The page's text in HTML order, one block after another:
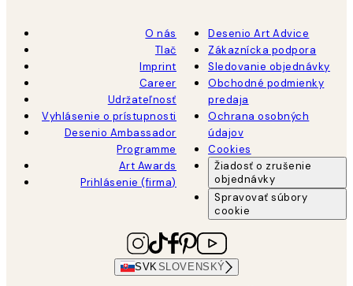
O nás
Tlač
Imprint
Career
Udržateľnosť
Vyhlásenie o prístupnosti
Desenio Ambassador
Programme
Art Awards
Prihlásenie (firma)
Desenio Art Advice
Zákaznícka podpora
Sledovanie objednávky
Obchodné podmienky
predaja
Ochrana osobných
údajov
Cookies
Žiadosť o zrušenie
objednávky
Spravovať súbory
cookie
SVKSLOVENSKÝ